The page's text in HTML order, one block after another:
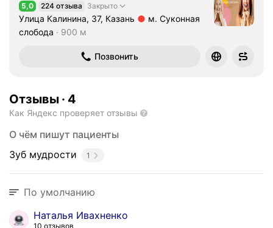
Рейтинг 5,0 из 5
5,0 224 отзыва Закрыто
Улица Калинина, 37, Казань
Метро м. Суконная слобода Расстояние 900 м
м. Суконная
слобода
900 м
Позвонить
Отзывы · 4
Как Яндекс проверяет отзывы
О чём пишут пациенты
Зуб мудрости
1
По умолчанию
Наталья Ивахненко
10 отзывов